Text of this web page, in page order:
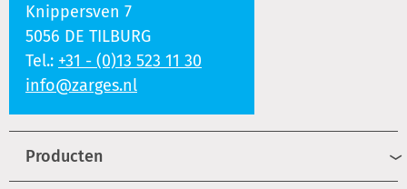
Knippersven 7
5056 DE TILBURG
Tel.: +31 - (0)13 523 11 30
info@zarges.nl
Producten